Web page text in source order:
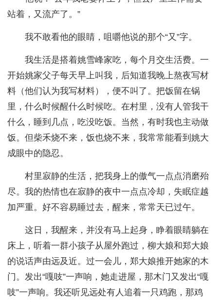
站着，又流产了。”
我不敢看他的眼睛，咀嚼他说的那个“又”字。
我生活是搭着姚雪峰家吃，每个月交生活费。一
开始姚家父子每天早上叫我，后知道我晚上熬夜写材
料（他们认为我写材料），便不叫了。把饭留在锅
里，什么时候醒什么时候吃。在村里，没有人管我干
什么，睡到几点，吃没吃饭。当然，有时我也主动做
饭。但柴禾烧不来，饭也烧不来，我常常能看到姚大
成眼中的隐忍。
村里寂静的生活，把我身上的傲气一点点消磨殆
尽。我的热情也在寂静的夜中一点点冷却，失眠症越
加严重。好不容易睡过去，醒来，常常天已过午。
这日，我醒来，并没有马上起身，睁着眼睛躺在
床上，听着一群小孩子从屋外跑过，柳大娘和郑大娘
的说话声由远及近。过一会儿，郑大娘推开她家的木
门。发出“嘎吱”一声响，她走进屋，那木门又发出“嘎
吱”一声响。我还听见远处有人追着一只鸡跑，那鸡